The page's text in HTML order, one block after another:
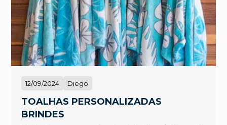
12/09/2024 Diego
TOALHAS PERSONALIZADAS
BRINDES